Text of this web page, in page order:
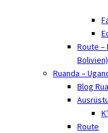
Route –
Bolivien)
Ruanda –
Blog
Route